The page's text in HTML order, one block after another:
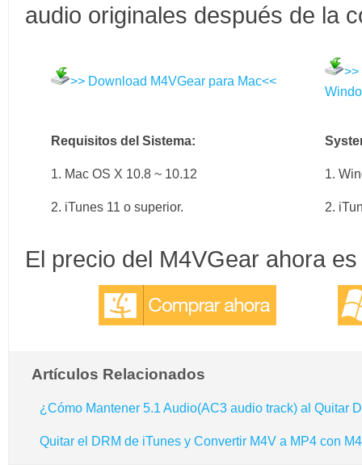
audio originales después de la
>> Download M4VGear para Mac<<
>>
Requisitos del Sistema:
1. Mac OS X 10.8 ~ 10.12
2. iTunes 11 o superior.
1.
2.
El precio del M4VGear ahora
Artículos Relacionados
¿Cómo Mantener 5.1 Audio(AC3 audio track) al Quitar
Quitar el DRM de iTunes y Convertir M4V a MP4 con